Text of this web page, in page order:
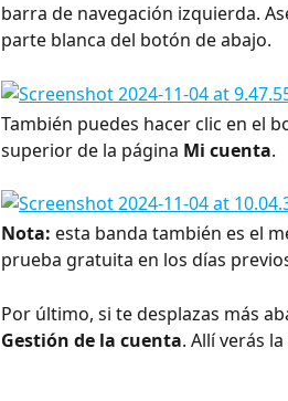
barra de navegación izquierda.
parte blanca del botón de abajo.
También puedes hacer clic en el
superior de la página Mi cuenta.
Nota: esta banda también es el
prueba gratuita en los días
Por último, si te desplazas más
Gestión de la cuenta. Allí verás